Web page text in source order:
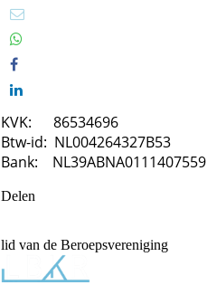
KVK: 86534696
Btw-id: NL004264327B53
Bank: NL39ABNA0111407559
Delen
lid van de Beroepsvereniging